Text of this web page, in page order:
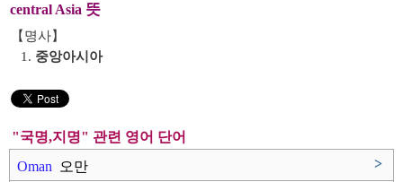
central Asia 뜻
【명사】
1. 중앙아시아
"국명,지명" 관련 영어 단어
Oman 오만 >